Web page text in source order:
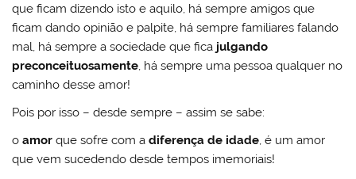
que ficam dizendo isto e aquilo, há sempre amigos que
ficam dando opinião e palpite, há sempre familiares falando
mal, há sempre a sociedade que fica julgando
preconceituosamente , há sempre uma pessoa qualquer no
caminho desse amor!
Pois por isso – desde sempre – assim se sabe:
oamor que sofre com adiferença de idade, é um amor
que vem sucedendo desde tempos imemoriais!